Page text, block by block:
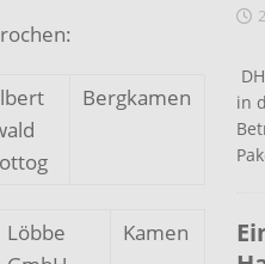
Bergkamen
Löbbe
Kamen
in